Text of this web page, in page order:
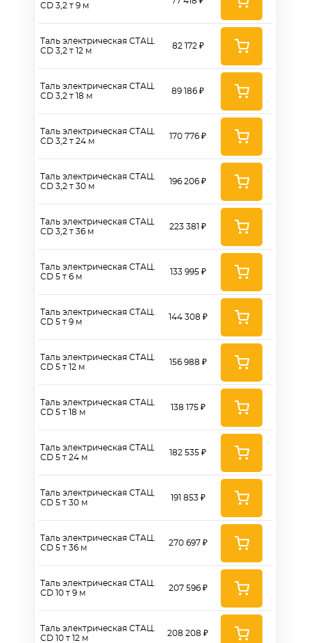
CD 3,2 т 9 м
Таль электрическая СТАЦ.
CD 3,2 т 12 м
Таль электрическая СТАЦ.
CD 3,2 т 18 м
Таль электрическая СТАЦ.
CD 3,2 т 24 м
Таль электрическая СТАЦ.
CD 3,2 т 30 м
Таль электрическая СТАЦ.
CD 3,2 т 36 м
Таль электрическая СТАЦ.
CD 5 т 6 м
Таль электрическая СТАЦ.
CD 5 т 9 м
Таль электрическая СТАЦ.
CD 5 т 12 м
Таль электрическая СТАЦ.
CD 5 т 18 м
Таль электрическая СТАЦ.
CD 5 т 24 м
Таль электрическая СТАЦ.
CD 5 т 30 м
Таль электрическая СТАЦ.
CD 5 т 36 м
Таль электрическая СТАЦ.
CD 10 т 9 м
Таль электрическая СТАЦ.
CD 10 т 12 м
82 172 ₽
89 186 ₽
170 776 ₽
196 206 ₽
223 381 ₽
133 995 ₽
144 308 ₽
156 988 ₽
138 175 ₽
182 535 ₽
191 853 ₽
270 697 ₽
207 596 ₽
208 208 ₽